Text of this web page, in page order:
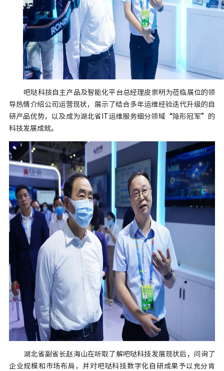
吧哒科技自主产品及智能化平台总经理皮崇明为莅临展位的领
导热情介绍公司运营现状，展示了结合多年运维经验迭代升级的自
研产品优势，以及成为湖北省IT运维服务细分领域“隐形冠军”的
科技发展成就。
湖北省副省长赵海山在听取了解吧哒科技发展现状后，问询了
企业规模和市场布局，并对吧哒科技数字化自研成果予以充分肯